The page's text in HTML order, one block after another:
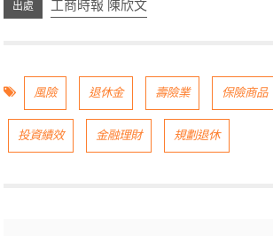
工商時報 陳欣文
風險 退休金 壽險業 保險商品
投資績效 金融理財 規劃退休